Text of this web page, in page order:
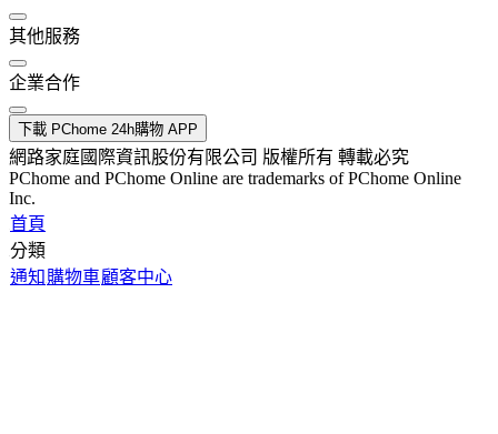
其他服務
企業合作
下載 PChome 24h購物 APP
網路家庭國際資訊股份有限公司 版權所有 轉載必究
PChome and PChome Online are trademarks of PChome Online
Inc.
首頁
分類
通知 購物車顧客中心